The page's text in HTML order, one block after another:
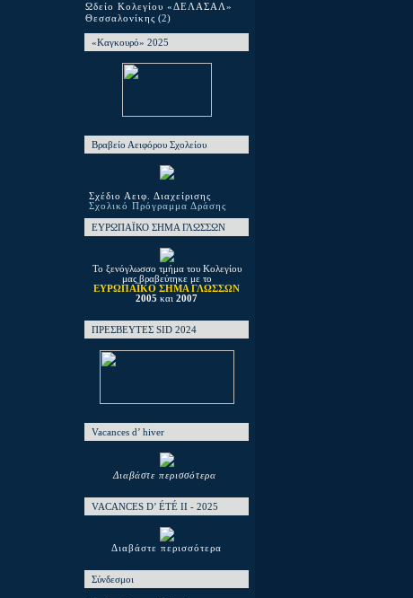
Ωδείο Κολεγίου «ΔΕΛΑΣΑΛ»
Θεσσαλονίκης (2)
«Καγκουρό» 2025
Βραβείο Αειφόρου Σχολείου
Σχέδιο Αειφ. Διαχείρισης
Σχολικό Πρόγραμμα Δράσης
ΕΥΡΩΠΑΪΚΟ ΣΗΜΑ ΓΛΩΣΣΩΝ
Το ξενόγλωσσο τμήμα του Κολεγίου
μας βραβεύτηκε με το
ΕΥΡΩΠΑΪΚΟ ΣΗΜΑ ΓΛΩΣΣΩΝ
2005 και 2007
ΠΡΕΣΒΕΥΤΕΣ SID 2024
Vacances d’ hiver
Διαβάστε περισσότερα
VACANCES D’ ÉTÉ ΙΙ - 2025
Διαβάστε περισσότερα
Σύνδεσμοι